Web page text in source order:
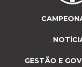
GESTÃO E